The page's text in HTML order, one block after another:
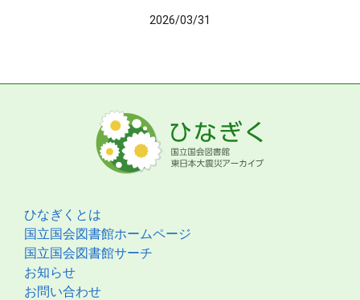
2026/03/31
ひなぎくとは
国立国会図書館ホームページ
国立国会図書館サーチ
お知らせ
お問い合わせ